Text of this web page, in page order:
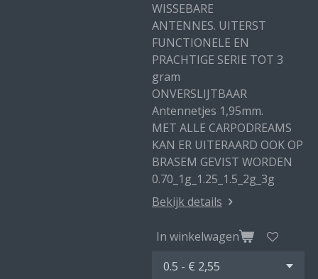
WISSEBARE
ANTENNES. UITERST
FUNCTIONELE EN
PRACHTIGE SERIE TOT 3
gram
ONVERSLIJTBAAR
Antennetjes 1,95mm.
MET ALLE CARPODREAMS
KAN ER UITERAARD OOK OP
BRASEM GEVIST WORDEN
0.70_1g_1.25_1.5_2g_3g
Bekijk details
In winkelwagen